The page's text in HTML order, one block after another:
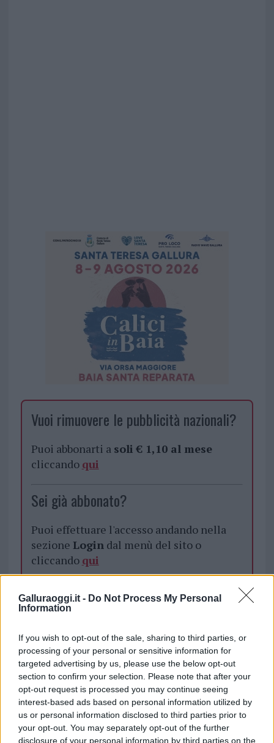
Galluraoggi.it - Do Not Process My Personal
Information
If you wish to opt-out of the sale, sharing to third parties, or
processing of your personal or sensitive information for
targeted advertising by us, please use the below opt-out
section to confirm your selection. Please note that after your
opt-out request is processed you may continue seeing
interest-based ads based on personal information utilized by
us or personal information disclosed to third parties prior to
your opt-out. You may separately opt-out of the further
disclosure of your personal information by third parties on the
Vuoi rimuovere le pubblicità nazionali?
Puoi abbonarti a soli € 1,10 al mese
cliccando qui
Sei già abbonato?
Puoi effettuare l'accesso andando nella
sezione Logindal menù del sito o
cliccando qui
TEMI: Air Italy
Notizie in tempo reale?
Entra nel canale telegram di
GalluraOggi.it
Inviaci le tue segnalazioni,